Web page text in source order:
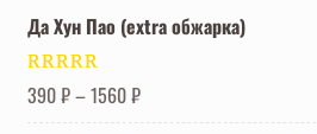
Да Хун Пао (extra обжарка)
Оценка5.00
из 5
390₽–1560₽